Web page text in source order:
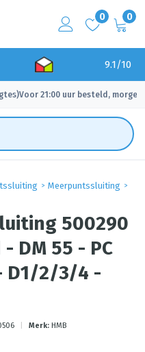
0 0
9.1/10
✓ Voor 21:00 uur besteld, morgen
Meerpuntssluiting
500290
DM 55 - PC
D1/2/3/4 -
Merk: HMB